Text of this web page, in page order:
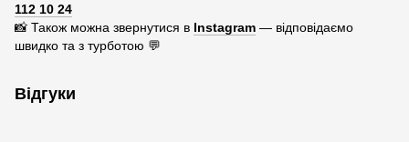
112 10 24
📸 Також можна звернутися в Instagram — відповідаємо
швидко та з турботою 💬
Відгуки